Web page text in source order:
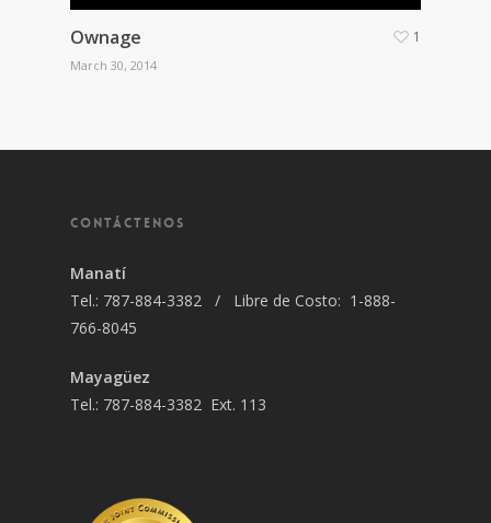
Ownage
March 30, 2014
1
CONTÁCTENOS
Manatí
Tel.: 787-884-3382 / Libre de Costo: 1-888-
766-8045
Mayagüez
Tel.: 787-884-3382 Ext. 113